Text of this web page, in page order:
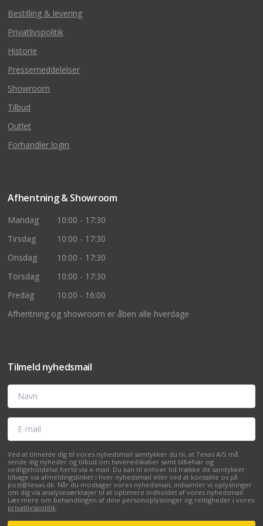
Bestilling & levering
Privatlivspolitik
Historie
Pressemeddelelser
Showroom
Tilbud
Outlet
Forhandler login
Afhentning & Showroom
Mandag
10:00 - 17:30
Tirsdag
10:00 - 17:30
Onsdag
10:00 - 17:30
Torsdag
10:00 - 17:30
Fredag
10:00 - 16:00
Afhentning og showroom er åben alle hverdage
Tilmeld nyhedsmail
Navn
E-mail
Ved at tilmelde dig til vores nyhedsmail samtykker du til, at Texas A/S må
sende dig nyheder og tilbud om haveredskaber samt tilbehør og
vedligeholdelse hertil via e-mail. Du kan til enhver tid trække dit samtykket
tilbage via afmeldingslinket i hver nyhedsmail eller ved at kontakte os på
post@texas.dk. Når du modtager vores nyhedsmail, indsamler vi oplysninger
om dig via analyseværktøjer til at optimere indholdet af vores nyhedsmail.
Læs mere om behandlingen af dine personoplysninger og rettigheder i vores
privatlivspolitik